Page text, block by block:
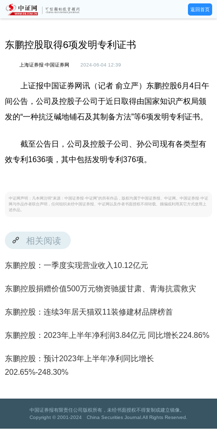
返回首页
东鹏控股取得6项发明专利证书
上海证券报·中国证券网 2024-06-04 12:39
上证报中国证券网讯（记者 俞立严）东鹏控股6月4日午
间公告，公司及控股子公司于近日取得由国家知识产权局颁
发的“一种抗泛碱地铺石及其制备方法”等6项发明专利证书。
截至公告日，公司及控股子公司、孙公司现有各类型有
效专利1636项，其中包括发明专利376项。
中证网声明：凡本网注明“来源：中国证券报·中证网”的所有作品，版权均属于中国证券报、中证网。中国证券报·中证
网与作品作者联合声明，任何组织未经中国证券报、中证网以及作者书面授权不得转载、摘编或利用其它方式使用上
述作品。
相关阅读
东鹏控股：一季度实现营业收入10.12亿元
东鹏控股捐赠价值500万元物资驰援甘肃、青海抗震救灾
东鹏控股：连续3年居天猫双11装修建材品牌榜首
东鹏控股：2023年上半年净利润3.84亿元 同比增长224.86%
东鹏控股：预计2023年上半年净利同比增长
202.65%-248.30%
中国证券报有限责任公司版权所有，未经书面授权不得复制或建立镜像。
Copyright © 2001-2024 China Securities Journal.All Rights Reserved.